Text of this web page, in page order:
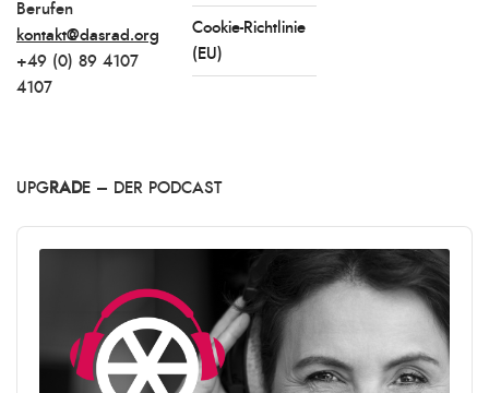
Berufen
kontakt@dasrad.org
+49 (0) 89 4107
4107
Cookie-Richtlinie
(EU)
UPG RADE – DER PODCAST
Audio